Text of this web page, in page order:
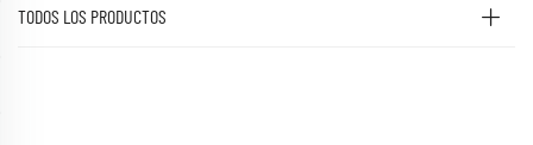
TODOS LOS PRODUCTOS